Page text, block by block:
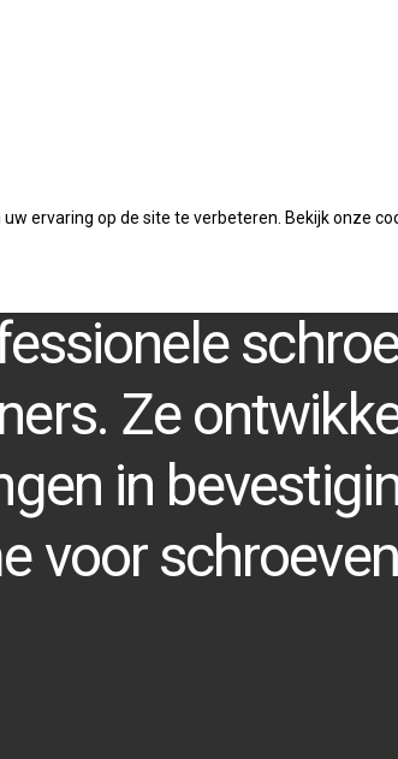
Ze
in
voor
ervaring op de site te verbeteren. Bekijk onze